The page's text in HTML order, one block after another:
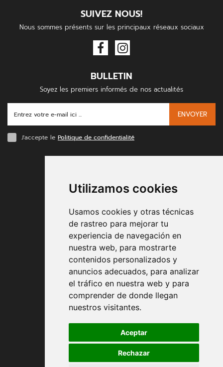
Utilizamos cookies
Usamos cookies y otras técnicas
de rastreo para mejorar tu
experiencia de navegación en
nuestra web, para mostrarte
contenidos personalizados y
anuncios adecuados, para analizar
el tráfico en nuestra web y para
comprender de donde llegan
nuestros visitantes.
Aceptar
Rechazar
SUIVEZ NOUS!
Nous sommes présents sur les principaux réseaux sociaux
BULLETIN
Soyez les premiers informés de nos actualités
ENVOYER
J'accepte le Politique de confidentialité
Conditions contractuelles
Expédition et remise
Retour
Modes de paiement
Politique de confidentialité